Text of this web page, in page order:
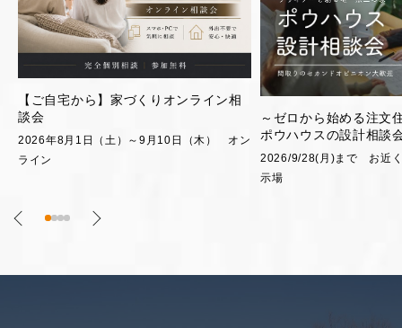
～ゼロから始める注文住宅～【無料】
ポウハウスの設計相談会
2026/9/28(月)まで お近くのポウハウス展
「平屋」の家づくり相
2026/9/28(月)まで